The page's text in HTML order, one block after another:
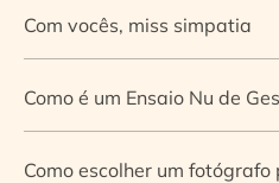
Com vocês, miss simpatia
Como é um Ensaio Nu de
Como escolher um